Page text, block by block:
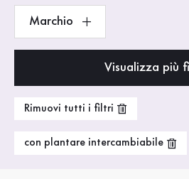
Marchio
Visualizza più
Rimuovi tutti i filtri
con plantare intercambiabile